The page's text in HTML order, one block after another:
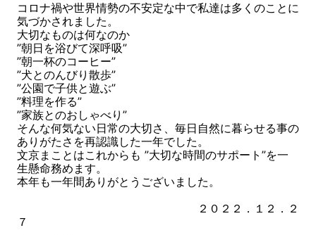
コロナ禍や世界情勢の不安定な中で私達は多くのことに
気づかされました。
大切なものは何なのか
”朝日を浴びて深呼吸”
”朝一杯のコーヒー”
”犬とのんびり散歩”
”公園で子供と遊ぶ”
”料理を作る”
”家族とのおしゃべり”
そんな何気ない日常の大切さ、毎日自然に暮らせる事の
ありがたさを再認識した一年でした。
文京まことはこれからも ”大切な時間のサポート”を一
生懸命務めます。
本年も一年間ありがとうございました。
２０２２．１２．２
７